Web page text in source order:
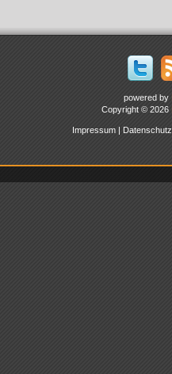
powered by
Copyright © 2026
Impressum Datenschutz